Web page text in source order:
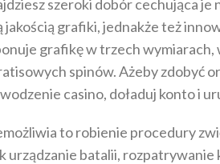
szeroki dobór cechująca
grafiki, jednakże też
grafikę w trzech
spinów. Ażeby zdobyć
casino, doładuj konto i
to robienie procedury
urządzanie batalii,